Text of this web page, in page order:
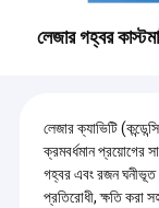
লেজার গহ্বর
লেজার ক্যাভিটি
ক্রমবর্ধমান প্রয়োগের
গহ্বর এবং রজন ঘনীভূত
প্রতিরোধী, ক্ষতি করা